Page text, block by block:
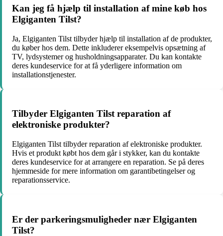
Kan jeg få hjælp til installation af mine køb hos
Elgiganten Tilst?
Ja, Elgiganten Tilst tilbyder hjælp til installation af de produkter,
du køber hos dem. Dette inkluderer eksempelvis opsætning af
TV, lydsystemer og husholdningsapparater. Du kan kontakte
deres kundeservice for at få yderligere information om
installationstjenester.
Tilbyder Elgiganten Tilst reparation af
elektroniske produkter?
Elgiganten Tilst tilbyder reparation af elektroniske produkter.
Hvis et produkt købt hos dem går i stykker, kan du kontakte
deres kundeservice for at arrangere en reparation. Se på deres
hjemmeside for mere information om garantibetingelser og
reparationsservice.
Er der parkeringsmuligheder nær Elgiganten
Tilst?